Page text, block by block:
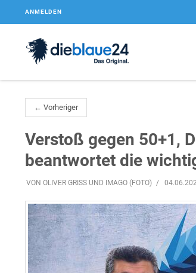
ANMELDEN
← Vorheriger
Verstoß gegen 50+1,
beantwortet die
VON OLIVER GRISS UND IMAGO (FOTO)